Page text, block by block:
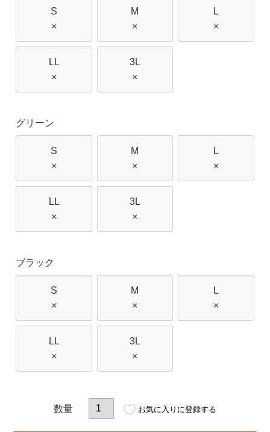
S
×
M
×
L
×
LL
×
3L
×
グリーン
S
×
M
×
L
×
LL
×
3L
×
ブラック
S
×
M
×
L
×
LL
×
3L
×
お気に入りに登録する